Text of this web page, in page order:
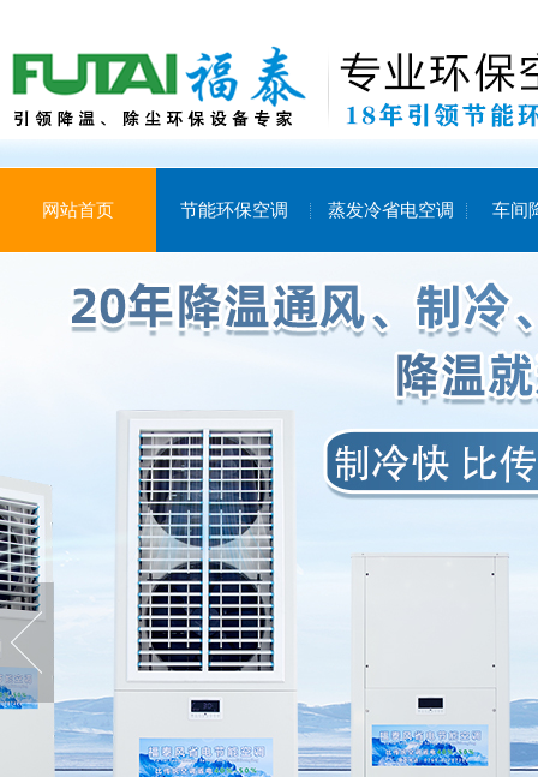
网站首页 节能环保空调 蒸发冷省电空调 车间